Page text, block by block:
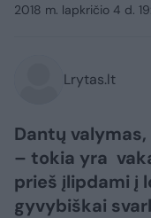
2018 m. lapkričio 4 d.
Lrytas.lt
Dantų
– tokia yra
prieš įlipdami į
gyvybiškai